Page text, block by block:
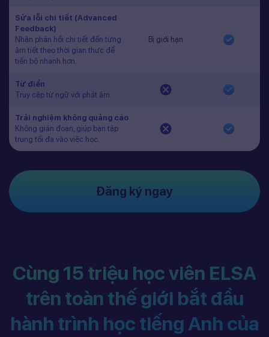
Sửa lỗi chi tiết (Advanced
Feedback)
Nhận phản hồi chi tiết đến từng
âm tiết theo thời gian thực để
tiến bộ nhanh hơn.
Bị giới hạn
Từ điển
Truy cập từ ngữ với phát âm
Trải nghiệm không quảng cáo
Không gián đoạn, giúp bạn tập
trung tối đa vào việc học.
Đăng ký ngay
Cùng 15 triệu học viên ELSA
trên toàn thế giới bắt đầu
hành trình học tiếng Anh của